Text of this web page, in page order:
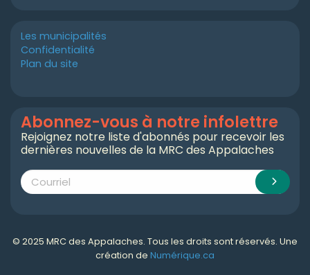
Les municipalités
Confidentialité
Plan du site
Abonnez-vous à notre infolettre
Rejoignez notre liste d'abonnés pour recevoir les
dernières nouvelles de la MRC des Appalaches
© 2025 MRC des Appalaches. Tous les droits sont réservés. Une
création de Numérique.ca